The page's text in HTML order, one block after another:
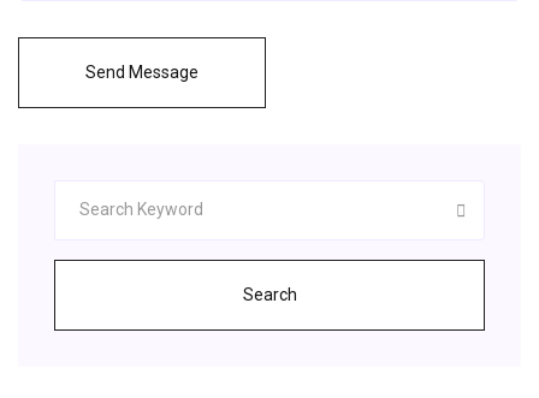
Send Message
Search